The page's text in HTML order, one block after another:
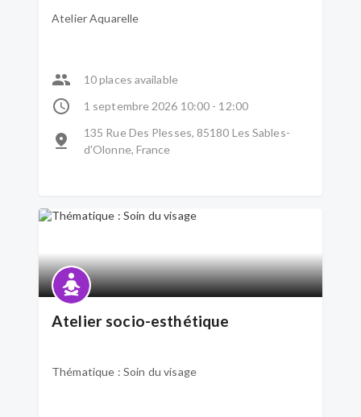
Atelier Aquarelle
10 places available
1 septembre 2026 10:00 - 12:00
135 Rue Des Plesses, 85180 Les Sables-
d'Olonne, France
Atelier socio-esthétique
Thématique : Soin du visage